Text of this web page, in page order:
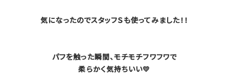
気になったのでスタッフＳも使ってみました！！
パフを触った瞬間、モチモチフワフワで
柔らかく気持ちいい💛